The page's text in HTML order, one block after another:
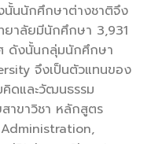
นนักศึกษาต่างชาติจึง
ยาลัยมีนักศึกษา 3,931
ดังนั้นกลุ่มนักศึกษา
จึงเป็นตัวแทนของ
ดและวัฒนธรรม
าขาวิชา หลักสูตร